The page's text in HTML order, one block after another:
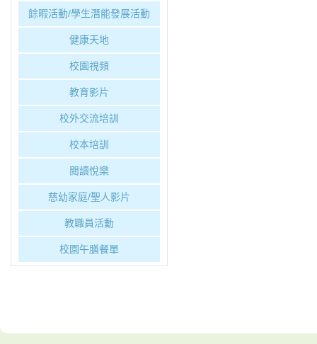
餘暇活動/學生潛能發展活動
健康天地
校園視頻
教育影片
校外交流培訓
校本培訓
閱讀悅樂
慈幼家庭/聖人影片
教職員活動
校園午膳餐單